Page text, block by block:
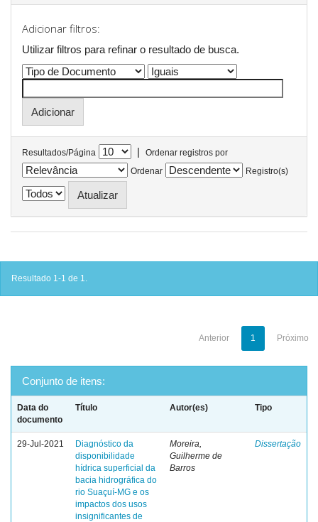
Adicionar filtros:
Utilizar filtros para refinar o resultado de busca.
Resultados/Página |
Ordenar registros por
Ordenar
Registro(s)
Resultado 1-1 de 1.
Anterior 1 Próximo
Conjunto de itens:
Data do
documento
Título Autor(es) Tipo
29-Jul-2021
Diagnóstico da
disponibilidade
hídrica superficial da
bacia hidrográfica do
rio Suaçuí-MG e os
impactos dos usos
insignificantes de
Moreira,
Guilherme de
Barros
Dissertação